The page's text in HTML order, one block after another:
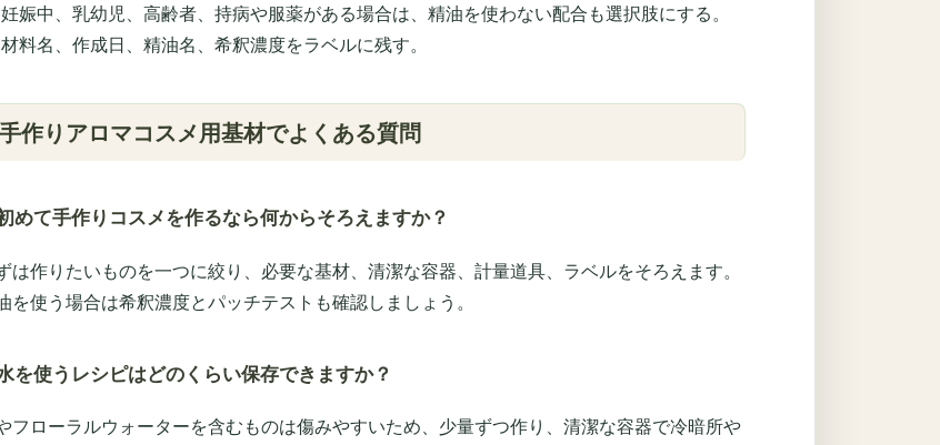
妊娠中、乳幼児、高齢者、持病や服薬がある場合は、精油を使わない配合も選択肢にする。
材料名、作成日、精油名、希釈濃度をラベルに残す。
手作りアロマコスメ用基材でよくある質問
めて手作りコスメを作るなら何からそろえますか？
は作りたいものを一つに絞り、必要な基材、清潔な容器、計量道具、ラベルをそろえます。
を使う場合は希釈濃度とパッチテストも確認しましょう。
を使うレシピはどのくらい保存できますか？
フローラルウォーターを含むものは傷みやすいため、少量ずつ作り、清潔な容器で冷暗所や